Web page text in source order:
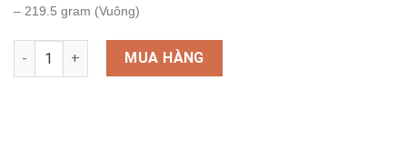
– 219.5 gram (Vuông)
Số lượng MUA HÀNG